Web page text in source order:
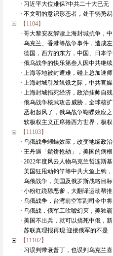
· 习近平大位难保?中共二十大已无
· 不文明的意识形态者，处于弱势易
【1104】
· 哥大黎安友解读上海封城抗争，中
· 乌克兰、香港等战争事件，造成左
· 德国，西方的东方，中国、日本学
· 俄乌战争的快乐第叁人因中共继续
· 上海等地被封遭难，碰上总加速师
· 上海封城引发飢饿之际，中共官媒
· 上海封城掐死经济，政治挂帅自残
· 俄乌战争核武攻击威胁，全球核扩
· 丞相起风了，俄乌战争蝴蝶效应之
· 软极权主义正席捲西方世界，极权
【11103】
· 乌俄战争蝴蝶效应，改变地缘政治
· 王丹遇「鬆饼抢劫」，美国的病根
· 2022年度风云人物乌克兰哲连斯基
· 美国狂甩动钓竿等中共大鱼上钩，
· 乌俄战争，美国及俄罗斯战略目标
· 小粉红跪舔恶爹，大翻译运动帮推
· 乌俄战争，台湾前空军副司令中将
· 乌俄战，俄军工吹嘘幻灭，美独霸
· 美国不出兵，就可以搞死中俄，新
· 苏联真理报再现:迎接俄军的不是
【11102】
· 习误判带衰普丁，也误判乌克兰喜